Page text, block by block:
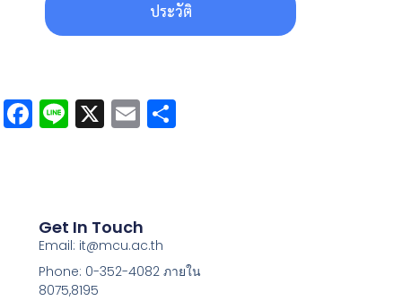
ประวัติ
Facebook
Line
X Email
Get In Touch
Email: it@mcu.ac.th
Phone: 0-352-4082 ภายใน
8075,8195